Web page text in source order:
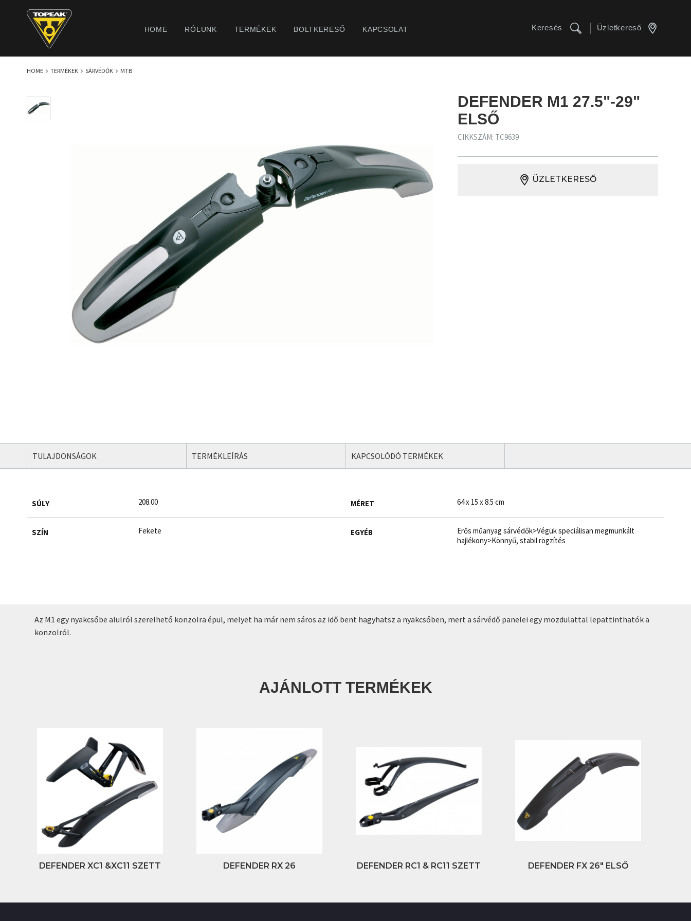
HOME RÓLUNK TERMÉKEK BOLTKERESŐ KAPCSOLAT Keresés Üzletkereső
HOME TERMÉKEK SÁRVÉDŐK MTB
DEFENDER M1 27.5"-29"
ELSŐ
CIKKSZÁM: TC9639
ÜZLETKERESŐ
TULAJDONSÁGOK TERMÉKLEÍRÁS KAPCSOLÓDÓ TERMÉKEK
SÚLY 208.00 MÉRET 64 x 15 x 8.5 cm
SZÍN Fekete EGYÉB
Erős műanyag sárvédők>Végük speciálisan megmunkált
hajlékony>Könnyű, stabil rögzítés
Az M1 egy nyakcsőbe alulról szerelhető konzolra épül, melyet ha már nem sáros az idő bent hagyhatsz a nyakcsőben, mert a sárvédő panelei egy mozdulattal lepattinthatók a
konzolról.
AJÁNLOTT TERMÉKEK
DEFENDER XC1 &XC11 SZETT DEFENDER RX 26 DEFENDER RC1 & RC11 SZETT DEFENDER FX 26" ELSŐ